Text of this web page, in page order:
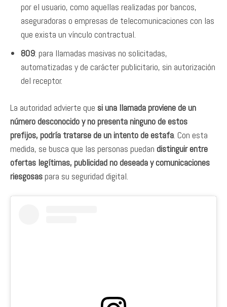
por el usuario, como aquellas realizadas por bancos,
aseguradoras o empresas de telecomunicaciones con las
que exista un vínculo contractual.
809: para llamadas masivas no solicitadas,
automatizadas y de carácter publicitario, sin autorización
del receptor.
La autoridad advierte que si una llamada proviene de un
número desconocido y no presenta ninguno de estos
prefijos, podría tratarse de un intento de estafa. Con esta
medida, se busca que las personas puedan distinguir entre
ofertas legítimas, publicidad no deseada y comunicaciones
riesgosaspara su seguridad digital.